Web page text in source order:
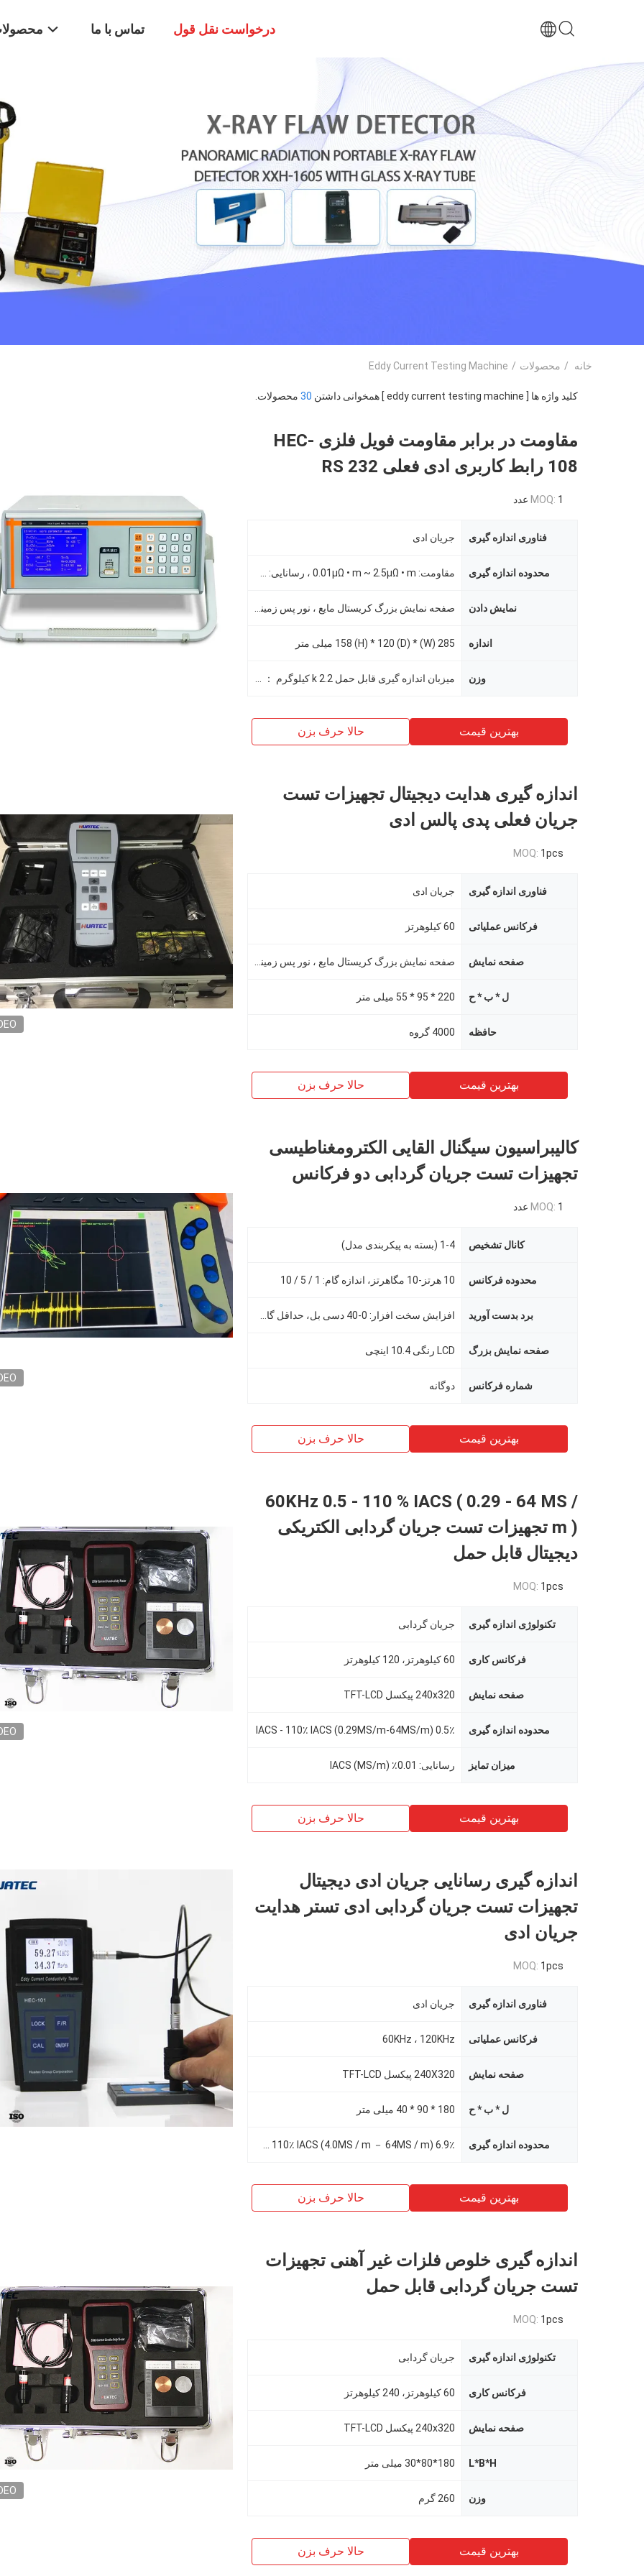
تماس با ما درخواست نقل قول
خانه / محصولات /
Eddy Current Testing Machine
کلید واژه ها [ eddy current testing machine ] همخوانی داشتن 30 محصولات.
مقاومت در برابر مقاومت فویل فلزی HEC-
108 رابط کاربری ادی فعلی RS 232
MOQ: 1 عدد
فناوری اندازه گیری جریان ادی
محدوده اندازه گیری
نمایش دادن
اندازه 285 (W) * 158 (H) * 120 (D) میلی متر
وزن
بهترین قیمت حالا حرف بزن
اندازه گیری هدایت دیجیتال تجهیزات تست
جریان فعلی پدی پالس ادی
MOQ: 1pcs
فناوری اندازه گیری جریان ادی
فرکانس عملیاتی 60 کیلوهرتز
صفحه نمایش
ل * ب * ح 220 * 95 * 55 میلی متر
حافظه 4000 گروه
بهترین قیمت حالا حرف بزن
کالیبراسیون سیگنال القایی الکترومغناطیسی
تجهیزات تست جریان گردابی دو فرکانس
MOQ: 1 عدد
کانال تشخیص 1-4 (بسته به پیکربندی مدل)
محدوده فرکانس 10 هرتز-10 مگاهرتز، اندازه گام: 1 / 5 / 10
برد بدست آورید
صفحه نمایش بزرگ LCD رنگی 10.4 اینچی
شماره فرکانس دوگانه
بهترین قیمت حالا حرف بزن
60KHz 0.5 - 110 % IACS ( 0.29 - 64 MS /
m ) تجهیزات تست جریان گردابی الکتریکی
دیجیتال قابل حمل
MOQ: 1pcs
تکنولوژی اندازه گیری جریان گردابی
فرکانس کاری 60 کیلوهرتز، 120 کیلوهرتز
صفحه نمایش 240x320 پیکسل TFT-LCD
محدوده اندازه گیری 0.5٪ IACS - 110٪ IACS (0.29MS/m-64MS/m)
میزان تمایز رسانایی: 0.01٪ IACS (MS/m)
بهترین قیمت حالا حرف بزن
اندازه گیری رسانایی جریان ادی دیجیتال
تجهیزات تست جریان گردابی ادی تستر هدایت
جریان ادی
MOQ: 1pcs
فناوری اندازه گیری جریان ادی
فرکانس عملیاتی 60KHz ، 120KHz
صفحه نمایش 240X320 پیکسل TFT-LCD
ل * ب * ح 180 * 90 * 40 میلی متر
محدوده اندازه گیری
بهترین قیمت حالا حرف بزن
اندازه گیری خلوص فلزات غیر آهنی تجهیزات
تست جریان گردابی قابل حمل
MOQ: 1pcs
تکنولوژی اندازه گیری جریان گردابی
فرکانس کاری 60 کیلوهرتز، 240 کیلوهرتز
صفحه نمایش 240x320 پیکسل TFT-LCD
L*B*H 180*80*30 میلی متر
وزن 260 گرم
بهترین قیمت حالا حرف بزن